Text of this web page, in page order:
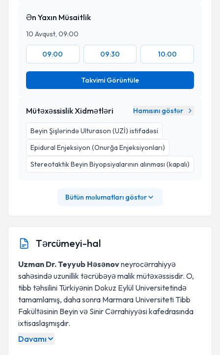
Ən Yaxın Müsaitlik
10 Avqust, 09:00
09:00 09:30 10:00
Takvimi Görüntüle
Mütəxəssislik Xidmətləri Hamısını göstər
⁠Beyin Şişlərində Ulturason (UZİ) istifadəsi
Epidural Enjeksiyon (Onurğa Enjeksiyonları)
⁠Stereotaktik Beyin Biyopsiyalarının alınması (kapalı)
Bütün məlumatları göstər
Tərcümeyi-hal
Uzman Dr. Teyyub Həsənovneyrocərrahiyyə
sahəsində uzunillik təcrübəyə malik mütəxəssisdir. O,
tibb təhsilini Türkiyənin Dokuz Eylül Universitetində
tamamlamış, daha sonra Marmara Universiteti Tibb
Fakültəsinin Beyin və Sinir Cərrahiyyəsi kafedrasında
ixtisaslaşmışdır.
Davamı